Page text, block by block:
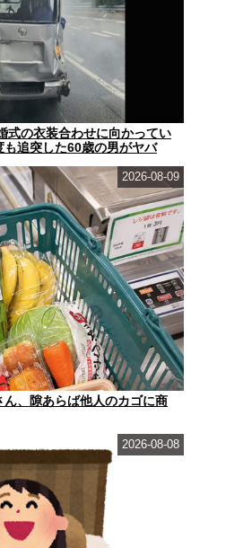
式の衣装合わせに向かってい
追突した60歳の男がヤバ
、隙あらば他人のカゴに商
2026-08-09
2026-08-08